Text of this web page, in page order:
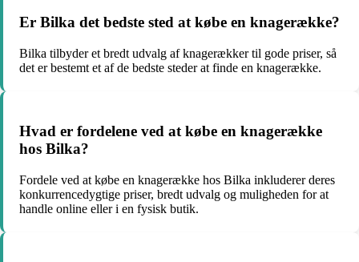
Er Bilka det bedste sted at købe en knagerække?
Bilka tilbyder et bredt udvalg af knagerækker til gode priser, så
det er bestemt et af de bedste steder at finde en knagerække.
Hvad er fordelene ved at købe en knagerække
hos Bilka?
Fordele ved at købe en knagerække hos Bilka inkluderer deres
konkurrencedygtige priser, bredt udvalg og muligheden for at
handle online eller i en fysisk butik.